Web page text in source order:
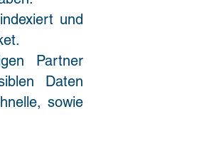
und
Partner
Daten
sowie